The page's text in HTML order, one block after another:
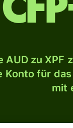
AUD zu XPF
Konto für
mit